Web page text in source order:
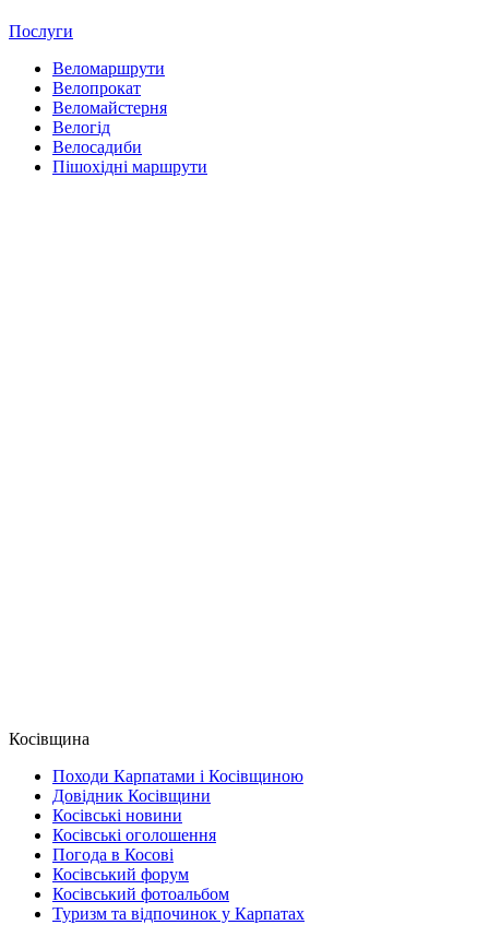
Послуги
Веломаршрути
Велопрокат
Веломайстерня
Велогід
Велосадиби
Пішохідні маршрути
Косівщина
Походи Карпатами і Косівщиною
Довідник Косівщини
Косівські новини
Косівські оголошення
Погода в Косові
Косівський форум
Косівський фотоальбом
Туризм та відпочинок у Карпатах